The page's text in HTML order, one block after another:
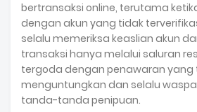
bertransaksi online, terutama
dengan akun yang tidak
selalu memeriksa keaslian akun
transaksi hanya melalui saluran
tergoda dengan penawaran
menguntungkan dan selalu
tanda-tanda penipuan.